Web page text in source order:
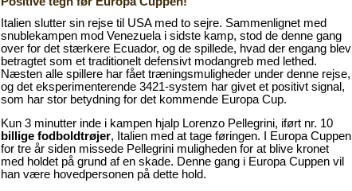
Italien slutter sin rejse til USA med to sejre. Sammenlignet med
snublekampen mod Venezuela i sidste kamp, stod de denne gang
over for det stærkere Ecuador, og de spillede, hvad der engang blev
betragtet som et traditionelt defensivt modangreb med lethed.
Næsten alle spillere har fået træningsmuligheder under denne rejse,
og det eksperimenterende 3421-system har givet et positivt signal,
som har stor betydning for det kommende Europa Cup.
Kun 3 minutter inde i kampen hjalp Lorenzo Pellegrini, iført nr. 10
billige fodboldtrøjer, Italien med at tage føringen. I Europa Cuppen
for tre år siden missede Pellegrini muligheden for at blive kronet
med holdet på grund af en skade. Denne gang i Europa Cuppen vil
han være hovedpersonen på dette hold.